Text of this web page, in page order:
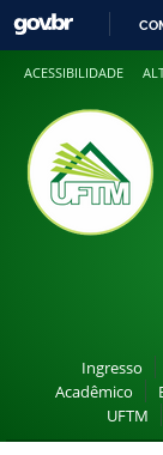
ACESSIBILIDADE
Ingresso
Acadêmico
UFTM